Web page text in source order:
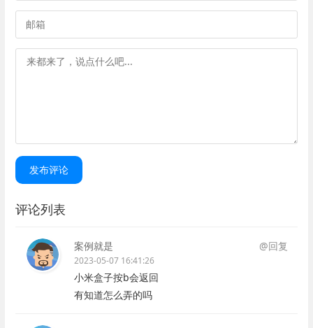
发布评论
评论列表
案例就是 @回复
2023-05-07 16:41:26
小米盒子按b会返回
有知道怎么弄的吗